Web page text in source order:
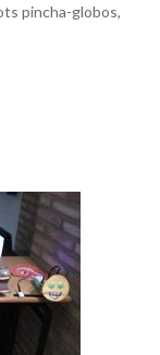
pincha-globos,